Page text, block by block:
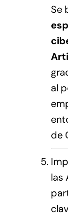
Se
al
de
las